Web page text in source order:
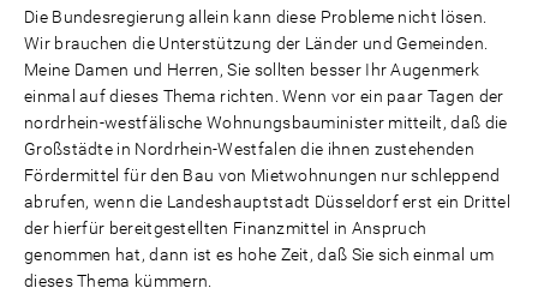
Die Bundesregierung allein kann diese Probleme nicht lösen.
Wir brauchen die Unterstützung der Länder und Gemeinden.
Meine Damen und Herren, Sie sollten besser Ihr Augenmerk
einmal auf dieses Thema richten. Wenn vor ein paar Tagen der
nordrhein-westfälische Wohnungsbauminister mitteilt, daß die
Großstädte in Nordrhein-Westfalen die ihnen zustehenden
Fördermittel für den Bau von Mietwohnungen nur schleppend
abrufen, wenn die Landeshauptstadt Düsseldorf erst ein Drittel
der hierfür bereitgestellten Finanzmittel in Anspruch
genommen hat, dann ist es hohe Zeit, daß Sie sich einmal um
dieses Thema kümmern.